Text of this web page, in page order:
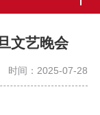
文艺晚会
时间：2025-07-28